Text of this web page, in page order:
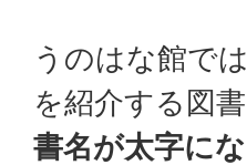
うのはな館で
を紹介する図
書名が太字に